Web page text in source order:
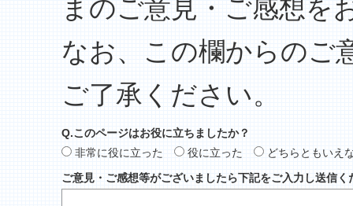
まのご意見・ご感想を
なお、この欄からのご
ご了承ください。
Q.このページはお役に立ちましたか？
非常に役に立った
役に立った
どちらともいえ
ご意見・ご感想等がございましたら下記をご入力し送信く